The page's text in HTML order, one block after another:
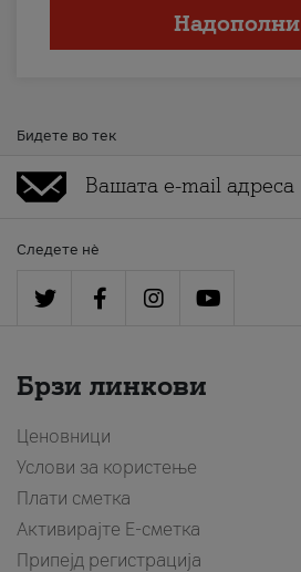
Надополни
Бидете во тек
Следете нè
Брзи линкови
Ценовници
Услови за користење
Плати сметка
Активирајте Е-сметка
Припејд регистрација